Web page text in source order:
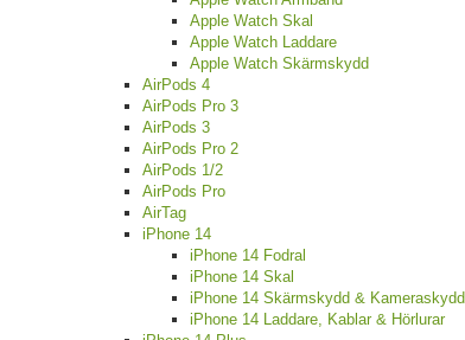
Apple Watch Skal
Apple Watch Laddare
Apple Watch Skärmskydd
AirPods 4
AirPods Pro 3
AirPods 3
AirPods Pro 2
AirPods 1/2
AirPods Pro
AirTag
iPhone 14
iPhone 14 Fodral
iPhone 14 Skal
iPhone 14 Skärmskydd & Kameraskydd
iPhone 14 Laddare, Kablar & Hörlurar